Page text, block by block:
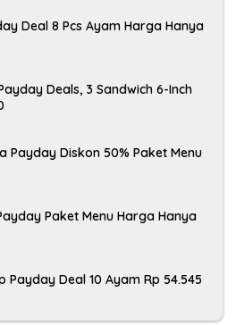
Deal 8 Pcs Ayam Harga Hanya
Deals, 3 Sandwich 6-Inch
Payday Diskon 50% Paket Menu
Paket Menu Harga Hanya
Payday Deal 10 Ayam Rp 54.545